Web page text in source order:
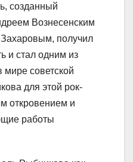
созданный
Вознесенским
получил
и стал одним из
советской
для этой рок-
откровением и
работы